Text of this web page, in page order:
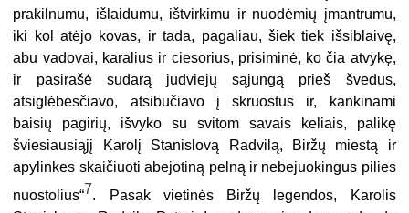
prakilnumu, išlaidumu, ištvirkimu ir nuodėmių įmantrumu,
iki kol atėjo kovas, ir tada, pagaliau, šiek tiek išsiblaivę,
abu vadovai, karalius ir ciesorius, prisiminė, ko čia atvykę,
ir pasirašė sudarą judviejų sąjungą prieš švedus,
atsiglėbesčiavo, atsibučiavo į skruostus ir, kankinami
baisių pagirių, išvyko su svitom savais keliais, palikę
šviesiausiąjį Karolį Stanislovą Radvilą, Biržų miestą ir
apylinkes skaičiuoti abejotiną pelną ir nebejuokingus pilies
nuostolius“7. Pasak vietinės Biržų legendos, Karolis